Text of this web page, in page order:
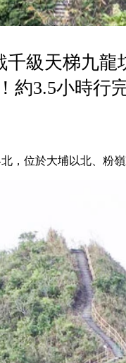
千級天梯九
約3.5小時行
，位於大埔以北、粉嶺